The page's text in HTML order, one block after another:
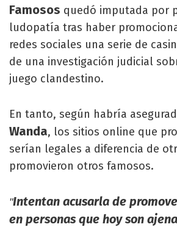
Famosos quedó imputada por
ludopatía tras haber
redes sociales una serie de
de una investigación judicial
juego clandestino.
En tanto, según habría
Wanda, los sitios online que
serían legales a diferencia de
promovieron otros famosos.
"Intentan acusarla de
en personas que hoy son